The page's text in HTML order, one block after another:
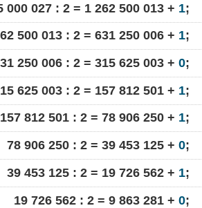
000 027 : 2 = 1 262 500 013 + 1;
500 013 : 2 = 631 250 006 + 1;
250 006 : 2 = 315 625 003 + 0;
625 003 : 2 = 157 812 501 + 1;
157 812 501 : 2 = 78 906 250 + 1;
78 906 250 : 2 = 39 453 125 + 0;
39 453 125 : 2 = 19 726 562 + 1;
19 726 562 : 2 = 9 863 281 + 0;